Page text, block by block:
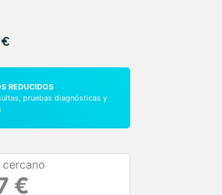
REDUCIDOS
pruebas diagnósticas y
cercano
€